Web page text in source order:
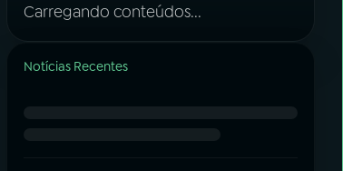
Carregando conteúdos...
Notícias Recentes